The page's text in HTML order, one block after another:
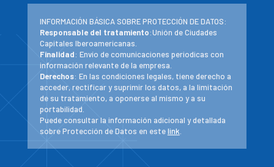
INFORMACIÓN BÁSICA SOBRE PROTECCIÓN DE DATOS:
Responsable del tratamiento:Unión de Ciudades
Capitales Iberoamericanas.
Finalidad: Envío de comunicaciones periodicas con
información relevante de la empresa.
Derechos: En las condiciones legales, tiene derecho a
acceder, rectificar y suprimir los datos, a la limitación
de su tratamiento, a oponerse al mismo y a su
portabilidad.
Puede consultar la información adicional y detallada
sobre Protección de Datos en estelink